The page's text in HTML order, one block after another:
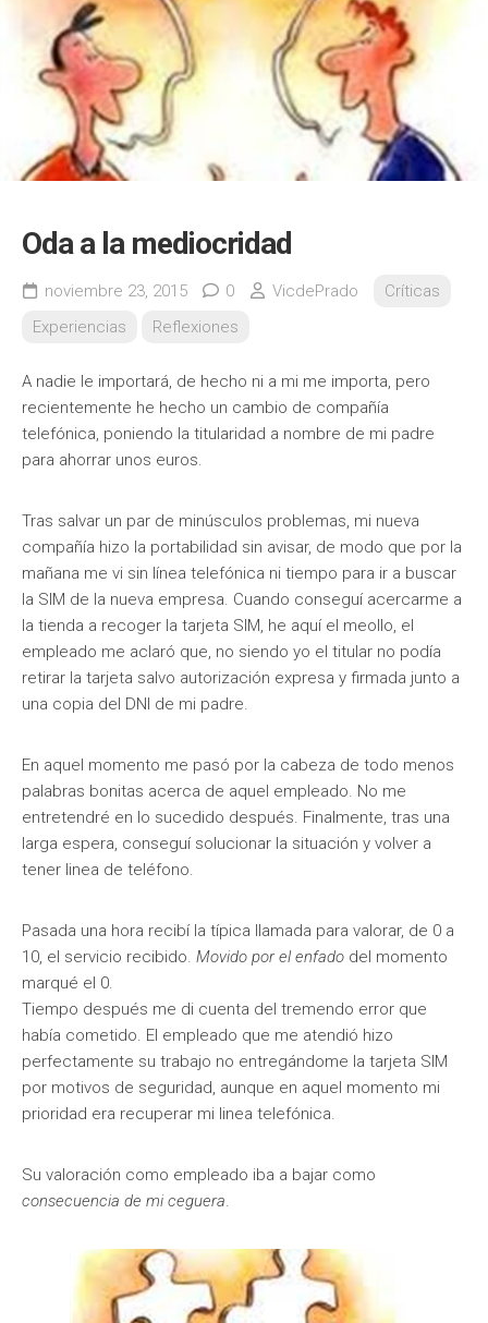
Oda a la mediocridad
noviembre 23, 2015 0 VicdePrado
Críticas
Experiencias
Reflexiones
A nadie le importará, de hecho ni a mi me importa, pero
recientemente he hecho un cambio de compañía
telefónica, poniendo la titularidad a nombre de mi padre
para ahorrar unos euros.
Tras salvar un par de minúsculos problemas, mi nueva
compañía hizo la portabilidad sin avisar, de modo que por la
mañana me vi sin línea telefónica ni tiempo para ir a buscar
la SIM de la nueva empresa. Cuando conseguí acercarme a
la tienda a recoger la tarjeta SIM, he aquí el meollo, el
empleado me aclaró que, no siendo yo el titular no podía
retirar la tarjeta salvo autorización expresa y firmada junto a
una copia del DNI de mi padre.
En aquel momento me pasó por la cabeza de todo menos
palabras bonitas acerca de aquel empleado. No me
entretendré en lo sucedido después. Finalmente, tras una
larga espera, conseguí solucionar la situación y volver a
tener linea de teléfono.
Pasada una hora recibí la típica llamada para valorar, de 0 a
10, el servicio recibido. Movido por el enfado del momento
marqué el 0.
Tiempo después me di cuenta del tremendo error que
había cometido. El empleado que me atendió hizo
perfectamente su trabajo no entregándome la tarjeta SIM
por motivos de seguridad, aunque en aquel momento mi
prioridad era recuperar mi linea telefónica.
Su valoración como empleado iba a bajar como
consecuencia de mi ceguera.